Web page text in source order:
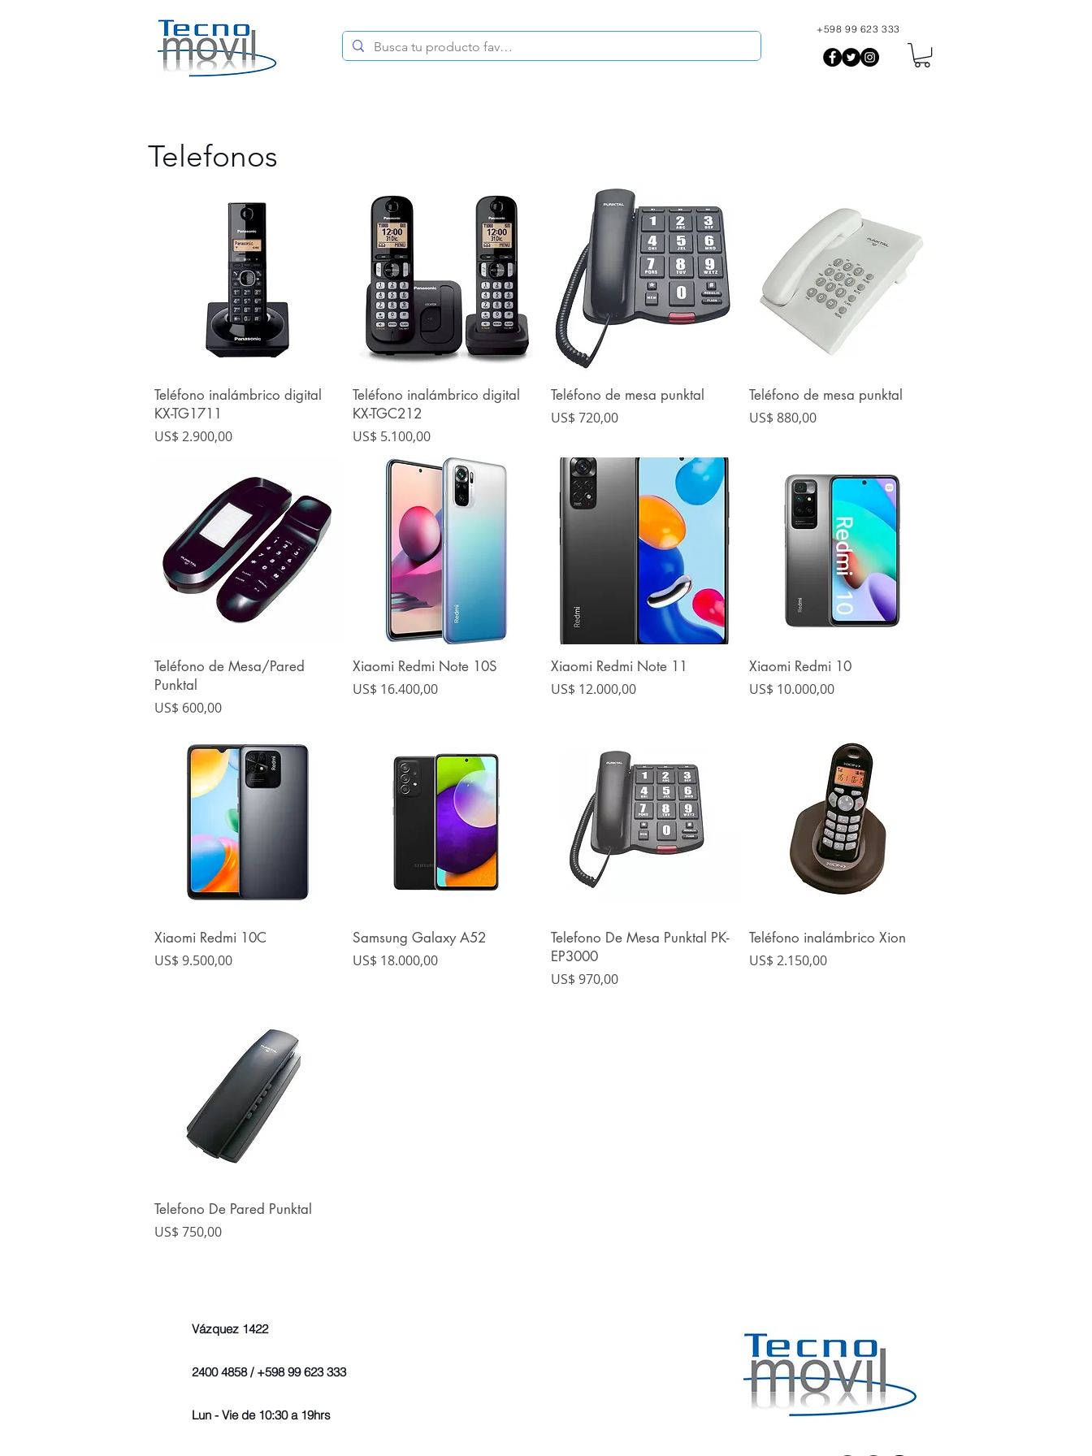
+598 99 623 333
Telefonos
Vista rápida
Teléfono inalámbrico digital
KX-TG1711
Precio
US$ 2.900,00
Vista rápida
Teléfono inalámbrico digital
KX-TGC212
Precio
US$ 5.100,00
Vista rápida
Teléfono de mesa punktal
Precio
US$ 720,00
Vista rápida
Teléfono de mesa punktal
Precio
US$ 880,00
Vista rápida
Teléfono de Mesa/Pared
Punktal
Precio
US$ 600,00
Vista rápida
Xiaomi Redmi Note 10S
Precio
US$ 16.400,00
Vista rápida
Xiaomi Redmi Note 11
Precio
US$ 12.000,00
Vista rápida
Xiaomi Redmi 10
Precio
US$ 10.000,00
Vista rápida
Xiaomi Redmi 10C
Precio
US$ 9.500,00
Vista rápida
Samsung Galaxy A52
Precio
US$ 18.000,00
Vista rápida
Telefono De Mesa Punktal PK-
EP3000
Precio
US$ 970,00
Vista rápida
Teléfono inalámbrico Xion
Precio
US$ 2.150,00
Vista rápida
Telefono De Pared Punktal
Precio
US$ 750,00
Vázquez 1422
2400 4858 / +598 99 623 333
Lun - Vie de 10:30 a 19hrs